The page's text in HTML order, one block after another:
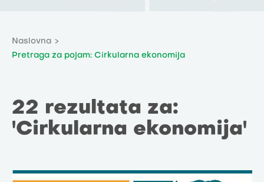
Naslovna
Pretraga za pojam: Cirkularna ekonomija
22 rezultata za:
'Cirkularna ekonomija'